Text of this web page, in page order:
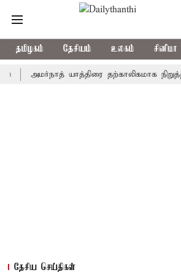
தமிழகம் தேசியம் உலகம் சினிமா
அமர்நாத் யாத்திரை தற்காலிகமாக நிறுத்தம்
தேசிய செய்திகள்